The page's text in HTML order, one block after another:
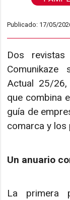
Publicado: 17/05/
Dos
Comunikaze
Actual 25/
que combina
guía de
comarca y los
Un anuario
La primera